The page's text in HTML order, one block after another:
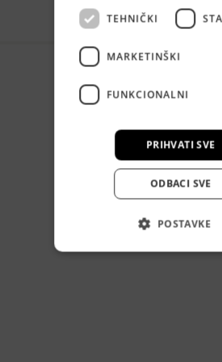
TEHNIČKI
MARKETINŠKI
FUNKCIONALNI
PRIHVATI SVE
ODBACI SVE
POSTAVKE